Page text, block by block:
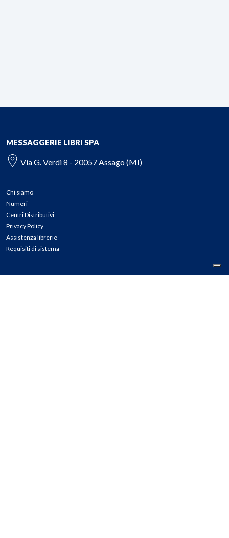
MESSAGGERIE LIBRI SPA
Via G. Verdi 8 - 20057 Assago (MI)
Chi siamo
Numeri
Centri Distributivi
Privacy Policy
Assistenza librerie
Requisiti di sistema
CONTATTI